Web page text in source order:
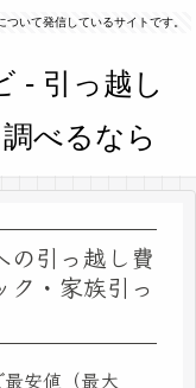
いて発信しているサイトです。
の引っ越し費
ク・家族引っ
安値（最大